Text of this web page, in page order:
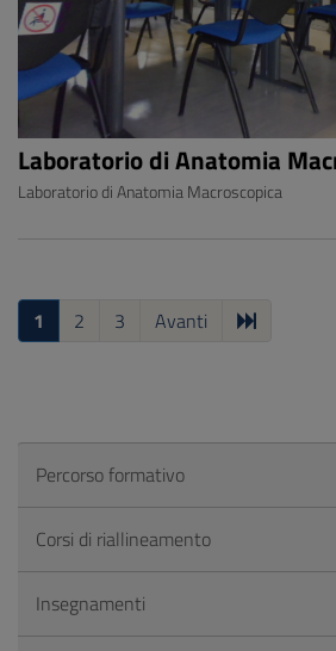
Laboratorio di Anatomia
Laboratorio di Anatomia Macroscopica
1 2 3 Avanti
Percorso formativo
Corsi di riallineamento
Insegnamenti